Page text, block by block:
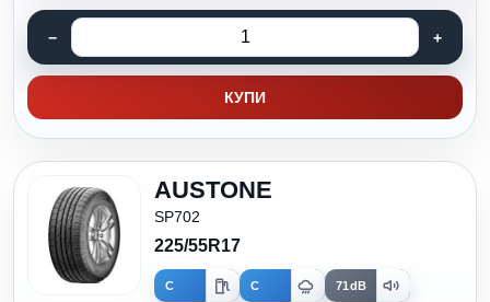
КУПИ
AUSTONE
SP702
225/55R17
C C 71dB